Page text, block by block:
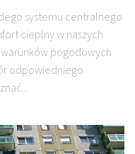
systemu centralnego
cieplny w naszych
pogodowych
odpowiedniego